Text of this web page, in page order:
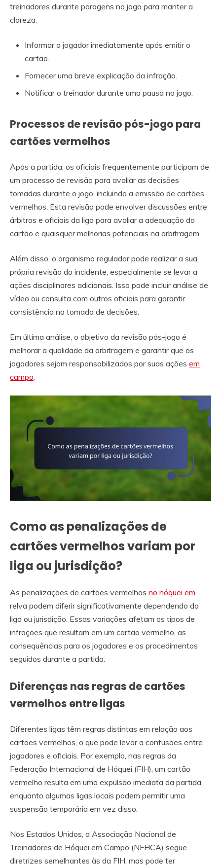
treinadores durante paragens no jogo para manter a
clareza.
Informar o jogador imediatamente após emitir o
cartão.
Fornecer uma breve explicação da infração.
Notificar o treinador durante uma pausa no jogo.
Processos de revisão pós-jogo para
cartões vermelhos
Após a partida, os oficiais frequentemente participam de
um processo de revisão para avaliar as decisões
tomadas durante o jogo, incluindo a emissão de cartões
vermelhos. Esta revisão pode envolver discussões entre
árbitros e oficiais da liga para avaliar a adequação do
cartão e quaisquer melhorias potenciais na arbitragem.
Além disso, o organismo regulador pode realizar a sua
própria revisão do incidente, especialmente se levar a
ações disciplinares adicionais. Isso pode incluir análise de
vídeo ou consulta com outros oficiais para garantir
consistência na tomada de decisões.
Em última análise, o objetivo da revisão pós-jogo é
melhorar a qualidade da arbitragem e garantir que os
jogadores sejam responsabilizados por suas ações em
campo.
Como as penalizações de
cartões vermelhos variam por
liga ou jurisdição?
As penalizações de cartões vermelhos no hóquei em
relva podem diferir significativamente dependendo da
liga ou jurisdição. Essas variações afetam os tipos de
infrações que resultam em um cartão vermelho, as
consequências para os jogadores e os procedimentos
seguidos durante a partida.
Diferenças nas regras de cartões
vermelhos entre ligas
Diferentes ligas têm regras distintas em relação aos
cartões vermelhos, o que pode levar a confusões entre
jogadores e oficiais. Por exemplo, nas regras da
Federação Internacional de Hóquei (FIH), um cartão
vermelho resulta em uma expulsão imediata da partida,
enquanto algumas ligas locais podem permitir uma
suspensão temporária em vez disso.
Nos Estados Unidos, a Associação Nacional de
Treinadores de Hóquei em Campo (NFHCA) segue
diretrizes semelhantes às da FIH, mas pode ter